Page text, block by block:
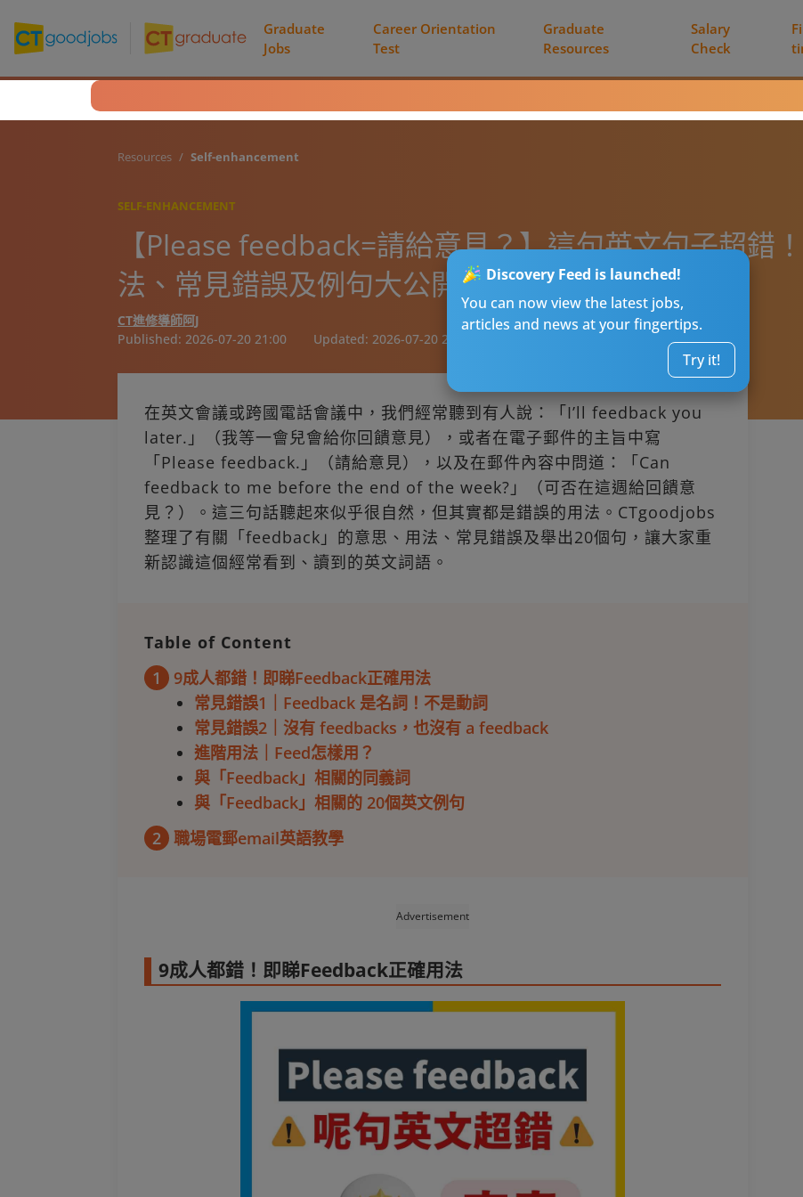
Graduate
Jobs
Career Orientation
Test
Graduate
Resources
Salary
Check
Discovery Feed is launched!
You can now view the latest jobs,
articles and news at your fingertips.
Try it!
Resources Self-enhancement
SELF-ENHANCEMENT
【Please feedback=請給意見？】這句英文句子超錯
法、常見錯誤及例句大公開！
CT進修導師阿J
Published: 2026-07-20 21:00 Updated: 2026-07-20 21:00
在英文會議或跨國電話會議中，我們經常聽到有人說：「I’ll feedback you
later.」（我等一會兒會給你回饋意見），或者在電子郵件的主旨中寫
「Please feedback.」（請給意見），以及在郵件內容中問道：「Can
feedback to me before the end of the week?」（可否在這週給回饋意
見？）。這三句話聽起來似乎很自然，但其實都是錯誤的用法。CTgoodjobs
整理了有關「feedback」的意思、用法、常見錯誤及舉出20個句，讓大家重
新認識這個經常看到、讀到的英文詞語。
Table of Content
1
9成人都錯！即睇Feedback正確用法
常見錯誤1｜Feedback 是名詞！不是動詞
常見錯誤2｜沒有 feedbacks，也沒有 a feedback
進階用法｜Feed怎樣用？
與「Feedback」相關的同義詞
與「Feedback」相關的 20個英文例句
2 職場電郵email英語教學
Advertisement
9成人都錯！即睇Feedback正確用法